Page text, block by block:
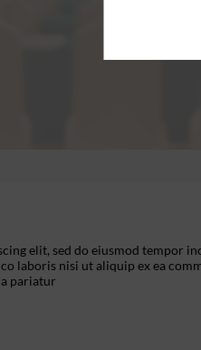
elit, sed do eiusmod tempor
laboris nisi ut aliquip ex ea
pariatur